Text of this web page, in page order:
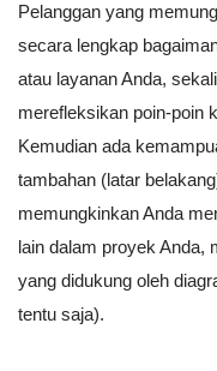
Pelanggan yang
secara lengkap
atau layanan Anda,
merefleksikan poin-poin
Kemudian ada
tambahan (latar
memungkinkan Anda
lain dalam proyek Anda,
yang didukung oleh
tentu saja).